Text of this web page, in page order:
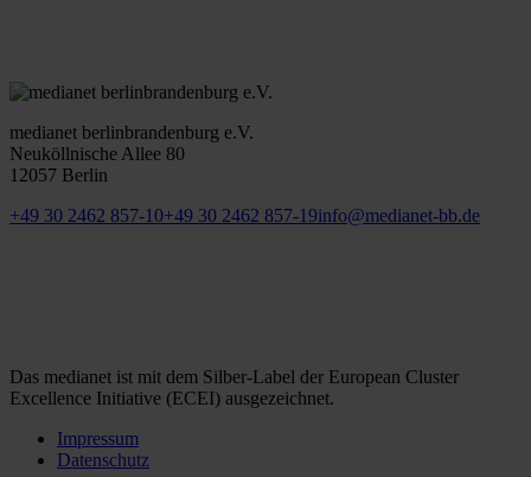
medianet berlinbrandenburg e.V.
Neuköllnische Allee 80
12057 Berlin
+49 30 2462 857-10+49 30 2462 857-19info@medianet-bb.de
Das medianet ist mit dem Silber-Label der European Cluster
Excellence Initiative (ECEI) ausgezeichnet.
Impressum
Datenschutz